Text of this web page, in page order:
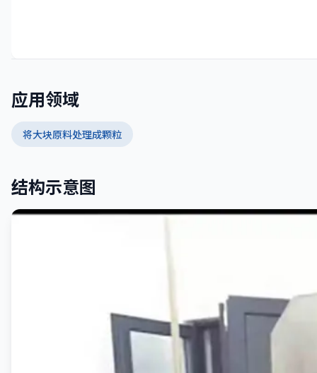
应用领域
将大块原料处理成颗粒
结构示意图